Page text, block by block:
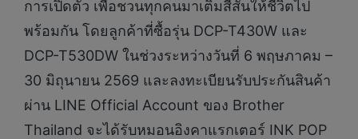
การเปิดตัว เพื่อชวนทุกคนมาเติมสีสันให้ชีวิตไป
พร้อมกัน โดยลูกค้าที่ซื้อรุ่น DCP-T430W และ
DCP-T530DW ในช่วงระหว่างวันที่ 6 พฤษภาคม –
30 มิถุนายน 2569 และลงทะเบียนรับประกันสินค้า
ผ่าน LINE Official Account ของ Brother
Thailand จะได้รับหมอนอิงคาแรกเตอร์ INK POP